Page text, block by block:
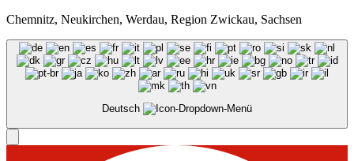
Chemnitz, Neukirchen, Werdau, Region Zwickau, Sachsen
Deutsch